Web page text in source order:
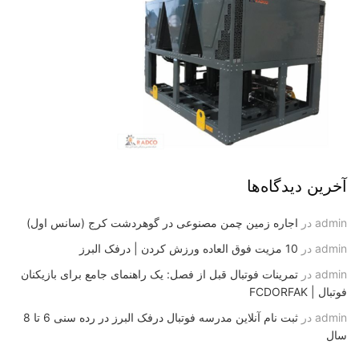
آخرین دیدگاه‌ها
admin در اجاره زمین چمن مصنوعی در گوهردشت کرج (سانس اول)
admin در 10 مزیت فوق العاده ورزش کردن | درفک البرز
admin در تمرینات فوتبال قبل از فصل: یک راهنمای جامع برای بازیکنان
فوتبال | FCDORFAK
admin در
ثبت نام آنلاین مدرسه فوتبال درفک البرز در رده سنی 6 تا 8
سال